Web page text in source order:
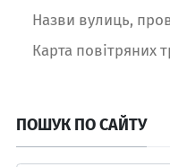
Назви вулиць,
Карта повітряних
ПОШУК ПО САЙТУ